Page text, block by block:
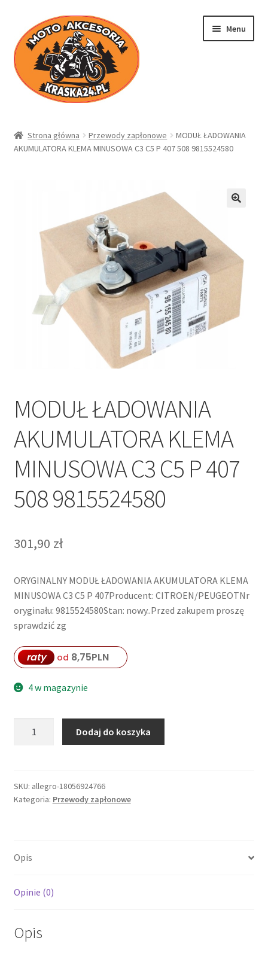
Przejdź
do
nawigacji
Przejdź
do
treści
Menu
Sklep
Regulamin
Polityka prywatności
Kontakt
Strona główna Przewody zapłonowe
MODUŁ ŁADOWANIA
AKUMULATORA KLEMA MINUSOWA C3 C5 P 407 508 9815524580
MODUŁ ŁADOWANIA
AKUMULATORA KLEMA
MINUSOWA C3 C5 P 407
508 9815524580
301,90 zł
ORYGINALNY MODUŁ ŁADOWANIA AKUMULATORA KLEMA
MINUSOWA C3 C5 P 407Producent: CITROEN/PEUGEOTNr
oryginału: 9815524580Stan: nowy..Przed zakupem proszę
sprawdzić zg
raty od 8,75PLN
4 w magazynie
KLEMA
MINUSOWA
407
9815524580
Dodaj do koszyka
SKU: allegro-18056924766
Kategoria: Przewody zapłonowe
Opis
Opinie (0)
Opis